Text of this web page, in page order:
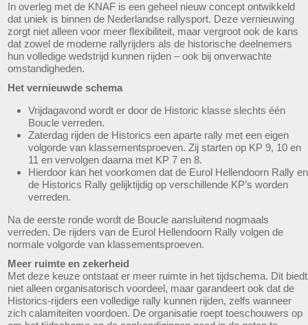
In overleg met de KNAF is een geheel nieuw concept ontwikkeld
dat uniek is binnen de Nederlandse rallysport. Deze vernieuwing
zorgt niet alleen voor meer flexibiliteit, maar vergroot ook de kans
dat zowel de moderne rallyrijders als de historische deelnemers
hun volledige wedstrijd kunnen rijden – ook bij onverwachte
omstandigheden.
Het vernieuwde schema
Vrijdagavond wordt er door de Historic klasse slechts één
Boucle verreden.
Zaterdag rijden de Historics een aparte rally met een eigen
volgorde van klassementsproeven. Zij starten op KP 9, 10 en
11 en vervolgen daarna met KP 7 en 8.
Hierdoor kan het voorkomen dat de Eurol Hellendoorn Rally en
de Historics Rally gelijktijdig op verschillende KP’s worden
verreden.
Na de eerste ronde wordt de Boucle aansluitend nogmaals
verreden. De rijders van de Eurol Hellendoorn Rally volgen de
normale volgorde van klassementsproeven.
Meer ruimte en zekerheid
Met deze keuze ontstaat er meer ruimte in het tijdschema. Dit biedt
niet alleen organisatorisch voordeel, maar garandeert ook dat de
Historics-rijders een volledige rally kunnen rijden, zelfs wanneer
zich calamiteiten voordoen. De organisatie roept toeschouwers op